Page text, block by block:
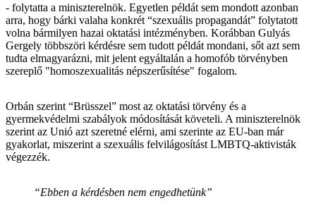
- folytatta a miniszterelnök. Egyetlen példát sem mondott azonban
arra, hogy bárki valaha konkrét “szexuális propagandát” folytatott
volna bármilyen hazai oktatási intézményben. Korábban Gulyás
Gergely többszöri kérdésre sem tudott példát mondani, sőt azt sem
tudta elmagyarázni, mit jelent egyáltalán a homofób törvényben
szereplő "homoszexualitás népszerűsítése" fogalom.
Orbán szerint “Brüsszel” most az oktatási törvény és a
gyermekvédelmi szabályok módosítását követeli. A miniszterelnök
szerint az Unió azt szeretné elérni, ami szerinte az EU-ban már
gyakorlat, miszerint a szexuális felvilágosítást LMBTQ-aktivisták
végezzék.
“Ebben a kérdésben nem engedhetünk”